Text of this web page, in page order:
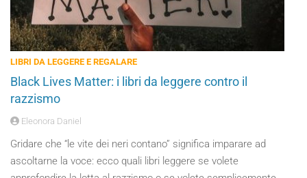
LIBRI DA LEGGERE E REGALARE
Black Lives Matter: i libri da leggere contro il
razzismo
Eleonora Daniel
Gridare che “le vite dei neri contano” significa imparare ad
ascoltarne la voce: ecco quali libri leggere se volete